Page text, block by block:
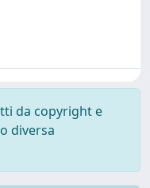
da copyright e
diversa